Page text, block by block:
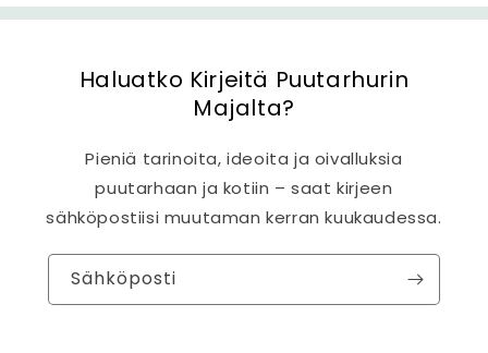
ö
Haluatko Kirjeitä Puutarhurin
Majalta?
Pieniä tarinoita, ideoita ja oivalluksia
puutarhaan ja kotiin – saat kirjeen
sähköpostiisi muutaman kerran kuukaudessa.
Sähköposti